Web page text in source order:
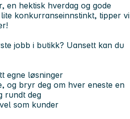
en hektisk hverdag og gode
konkurranseinnstinkt, tipper vi
jobb i butikk? Uansett kan du
egne løsninger
og bryr deg om hver eneste en
rundt deg
som kunder